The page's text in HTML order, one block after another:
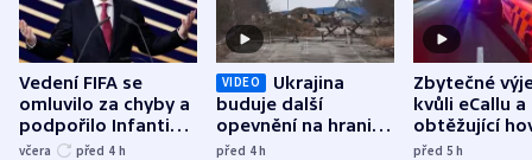
Vedení FIFA se
omluvilo za chyby a
podpořilo Infantina.
UEFA trvá na
včera před 4 h
VIDEO
Ukrajina
buduje další
opevnění na hranici
s Běloruskem
před 4h
Zbytečné
kvůli eCallu a
obtěžující
zdržují
před 5h